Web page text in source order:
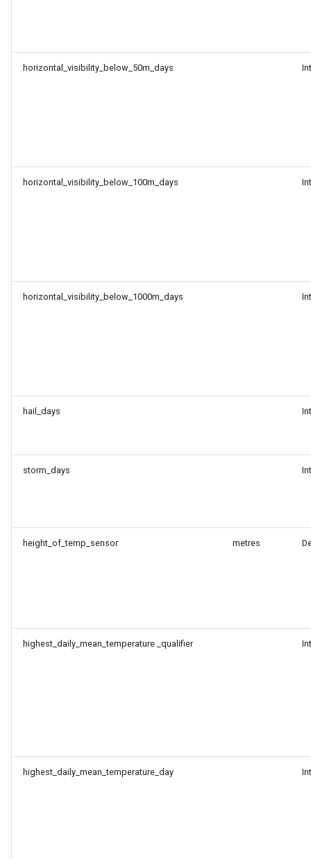
horizontal_visibility_below_50m_days
horizontal_visibility_below_100m_days
horizontal_visibility_below_1000m_days
hail_days
storm_days
height_of_temp_sensor metres
highest_daily_mean_temperature _qualifier
highest_daily_mean_temperature_day